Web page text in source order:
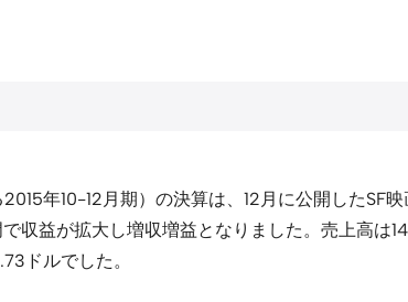
年10-12月期）の決算は、12月に公開したSF
収益が拡大し増収増益となりました。売上高は
ドルでした。